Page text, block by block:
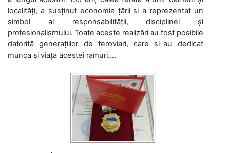
localități, a susținut economia țării și a reprezentat un
simbol al responsabilității, disciplinei și
profesionalismului. Toate aceste realizări au fost posibile
datorită generațiilor de feroviari, care și-au dedicat
munca și viața acestei ramuri....